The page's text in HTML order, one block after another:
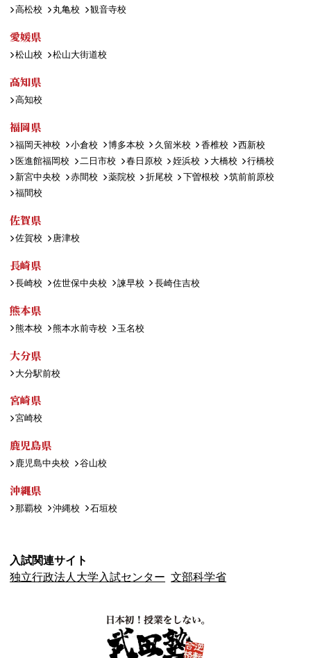
高松校 丸亀校 観音寺校
愛媛県
松山校 松山大街道校
高知県
高知校
福岡県
福岡天神校 小倉校 博多本校 久留米校 香椎校
西新校
医進館福岡校
二日市校 春日原校 姪浜校 大橋校
行橋校
新宮中央校
赤間校 薬院校 折尾校 下曽根校
筑前前原校
福間校
佐賀県
佐賀校 唐津校
長崎県
長崎校 佐世保中央校 諫早校 長崎住吉校
熊本県
熊本校 熊本水前寺校 玉名校
大分県
大分駅前校
宮崎県
宮崎校
鹿児島県
鹿児島中央校 谷山校
沖縄県
那覇校 沖縄校 石垣校
入試関連サイト
独立行政法人大学入試センター 文部科学省